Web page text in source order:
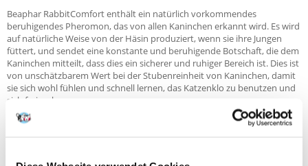
Beaphar RabbitComfort enthält ein natürlich vorkommendes
beruhigendes Pheromon, das von allen Kaninchen erkannt wird. Es wird
auf natürliche Weise von der Häsin produziert, wenn sie ihre Jungen
füttert, und sendet eine konstante und beruhigende Botschaft, die dem
Kaninchen mitteilt, dass dies ein sicherer und ruhiger Bereich ist. Dies ist
von unschätzbarem Wert bei der Stubenreinheit von Kaninchen, damit
sie sich wohl fühlen und schnell lernen, das Katzenklo zu benutzen und
sich frei zu bewegen.
Der einfach zu bedienende Plug-in-Diffusor kann überall im Haus